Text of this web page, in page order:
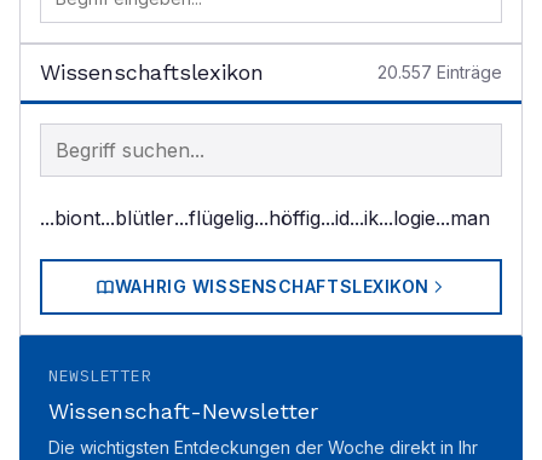
Wissenschaftslexikon 20.557 Einträge
Begriff im Lexikon suchen
...biont...blütler...flügelig...höffig...id...ik...logie...man
WAHRIG WISSENSCHAFTSLEXIKON
NEWSLETTER
Wissenschaft-Newsletter
Die wichtigsten Entdeckungen der Woche direkt in Ihr